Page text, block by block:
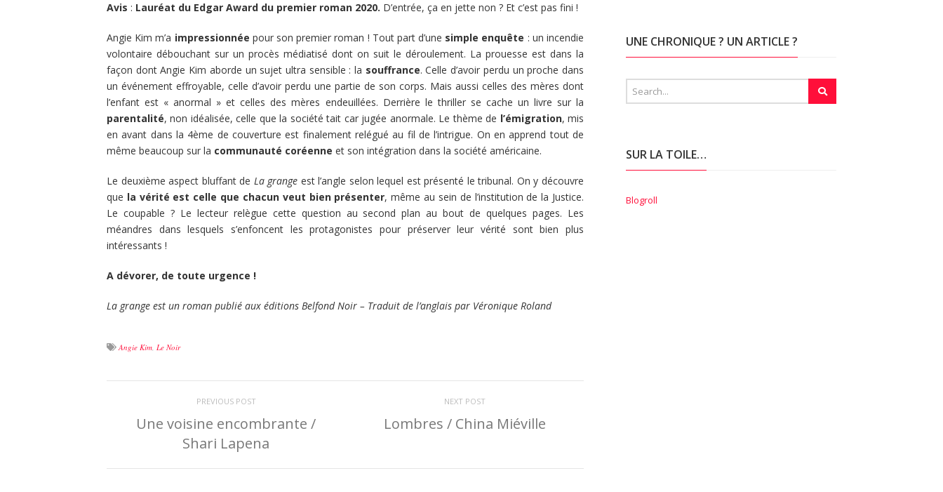
Avis : Lauréat du Edgar Award du premier roman 2020. D’entrée, ça en jette non ? Et c’est pas fini !
Angie Kim m’a impressionnée pour son premier roman ! Tout part d’une simple enquête : un incendie
volontaire débouchant sur un procès médiatisé dont on suit le déroulement. La prouesse est dans la
façon dont Angie Kim aborde un sujet ultra sensible : la souffrance. Celle d’avoir perdu un proche dans
un événement effroyable, celle d’avoir perdu une partie de son corps. Mais aussi celles des mères dont
l’enfant est « anormal » et celles des mères endeuillées. Derrière le thriller se cache un livre sur la
parentalité, non idéalisée, celle que la société tait car jugée anormale. Le thème de l’émigration, mis
en avant dans la 4ème de couverture est finalement relégué au fil de l’intrigue. On en apprend tout de
même beaucoup sur la communauté coréenne et son intégration dans la société américaine.
Le deuxième aspect bluffant de La grange est l’angle selon lequel est présenté le tribunal. On y découvre
que la vérité est celle que chacun veut bien présenter, même au sein de l’institution de la Justice.
Le coupable ? Le lecteur relègue cette question au second plan au bout de quelques pages. Les
méandres dans lesquels s’enfoncent les protagonistes pour préserver leur vérité sont bien plus
intéressants !
A dévorer, de toute urgence !
La grange est un roman publié aux éditions Belfond Noir – Traduit de l’anglais par Véronique Roland
Angie Kim, Le Noir
PREVIOUS POST
Une voisine encombrante /
Shari Lapena
NEXT POST
Lombres / China Miéville
UNE CHRONIQUE ? UN ARTICLE ?
SUR LA TOILE…
Blogroll